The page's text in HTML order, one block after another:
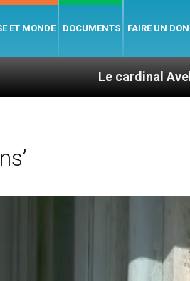
ET MONDE DOCUMENTS FAIRE UN DON
Le cardinal Aveline se